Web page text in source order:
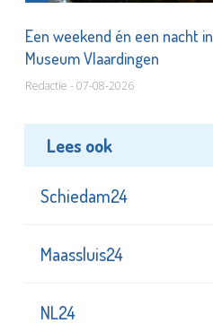
Een weekend én een nacht in
Museum Vlaardingen
Redactie - 07-08-2026
Lees ook
Schiedam24
Maassluis24
NL24